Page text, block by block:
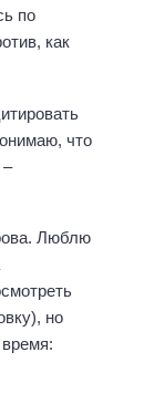
по
как
что
–
Люблю
но